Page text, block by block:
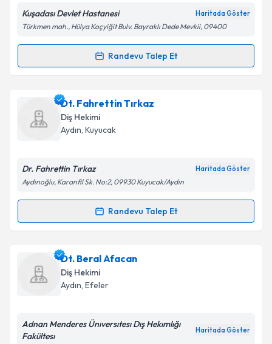
Kişisel verilerimin işlenmesine ilişkin
Metni'ni okudum ve kişisel verilerimin belirtilen
Takvim Talebini Gönder
Kuşadası Devlet Hastanesi Haritada Göster
Türkmen mah., Hülya Koçyiğit Bulv. Bayraklı Dede Mevkii, 09400
Randevu Talep Et
Randevu Takvimi Talebi
Dt. Revaylin Bilginiçin randevu takvimi talebi
oluşturun. Size bu uzmandan randevu almanız için bir
takvim hazırlandığında e-posta ile bilgilendireceğiz.
Kişisel verilerimin işlenmesine ilişkin
Metni'ni okudum ve kişisel verilerimin belirtilen
Takvim Talebini Gönder
Dt. Fahrettin Tırkaz
Diş Hekimi
Aydın, Kuyucak
Dr. Fahrettin Tırkaz Haritada Göster
Aydınoğlu, Karanfil Sk. No:2, 09930 Kuyucak/Aydın
Randevu Talep Et
Randevu Takvimi Talebi
Dt. Fahrettin Tırkaziçin randevu takvimi talebi
oluşturun. Size bu uzmandan randevu almanız için bir
takvim hazırlandığında e-posta ile bilgilendireceğiz.
Dt. Beral Afacan
Diş Hekimi
Aydın, Efeler
Adnan Menderes Ünıversıtesı Dış Hekımlığı
Fakültesı
Haritada Göster